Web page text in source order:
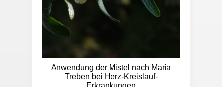
Anwendung der Mistel nach Maria
Treben bei Herz-Kreislauf-
Erkrankungen